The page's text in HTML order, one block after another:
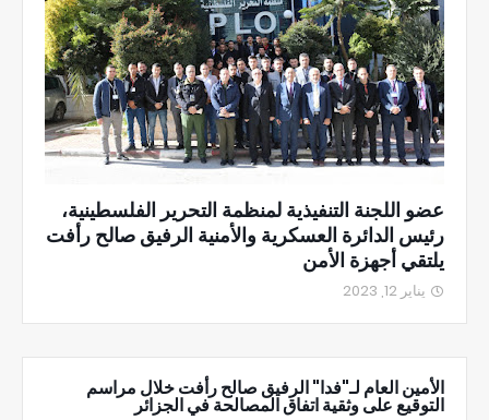
عضو اللجنة التنفيذية لمنظمة التحرير الفلسطينية،
رئيس الدائرة العسكرية والأمنية الرفيق صالح رأفت
يلتقي أجهزة الأمن
يناير 12, 2023
الأمين العام لـ"فدا" الرفيق صالح رأفت خلال مراسم
التوقيع على وثقية اتفاق المصالحة في الجزائر